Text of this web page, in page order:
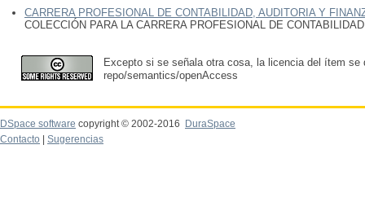
CARRERA PROFESIONAL DE CONTABILIDAD, AUDITORIA Y
COLECCIÓN PARA LA CARRERA PROFESIONAL DE
Excepto si se señala otra cosa, la licencia del ítem se
repo/semantics/openAccess
DSpace software copyright © 2002-2016
DuraSpace
Contacto
Sugerencias